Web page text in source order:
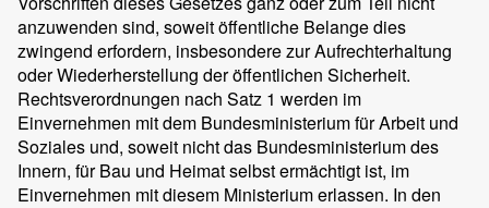
anzuwenden sind, soweit öffentliche Belange dies
zwingend erfordern, insbesondere zur Aufrechterhaltung
oder Wiederherstellung der öffentlichen Sicherheit.
Rechtsverordnungen nach Satz 1 werden im
Einvernehmen mit dem Bundesministerium für Arbeit und
Soziales und, soweit nicht das Bundesministerium des
Innern, für Bau und Heimat selbst ermächtigt ist, im
Einvernehmen mit diesem Ministerium erlassen. In den